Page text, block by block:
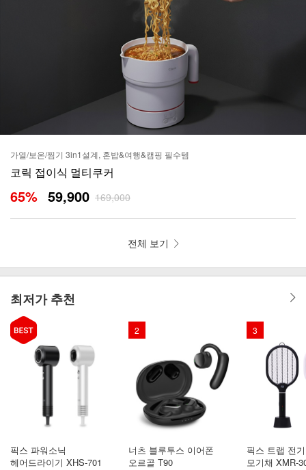
가열/보온/찜기 3in1설계, 혼밥&여행&캠핑 필수템
코릭 접이식 멀티쿠커
65% 59,900 169,000
전체 보기
최저가 추천
픽스 파워소닉
헤어드라이기 XHS-701
2
너츠 블루투스 이어폰
오르골 T90
3
픽스 트랩 전
모기채 XMR-